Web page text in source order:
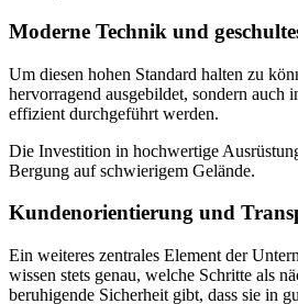
Moderne Technik und
Um diesen hohen Standard halten zu
hervorragend ausgebildet, sondern auch
effizient durchgeführt werden.
Die Investition in hochwertige
Bergung auf schwierigem Gelände.
Kundenorientierung und
Ein weiteres zentrales Element der
wissen stets genau, welche Schritte als
beruhigende Sicherheit gibt, dass sie in